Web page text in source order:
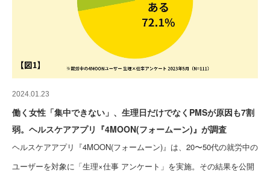
2024.01.23
働く女性「集中できない」、生理日だけでなくPMSが原因も7割
弱。ヘルスケアアプリ『4MOON(フォームーン)』が調査
ヘルスケアアプリ『4MOON(フォームーン)』は、20〜50代の就労中の
ユーザーを対象に「生理×仕事 アンケート」を実施。その結果を公開